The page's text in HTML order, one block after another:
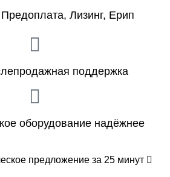
Лизинг, Ерип
поддержка
оборудование надёжнее
предложение за 25 минут